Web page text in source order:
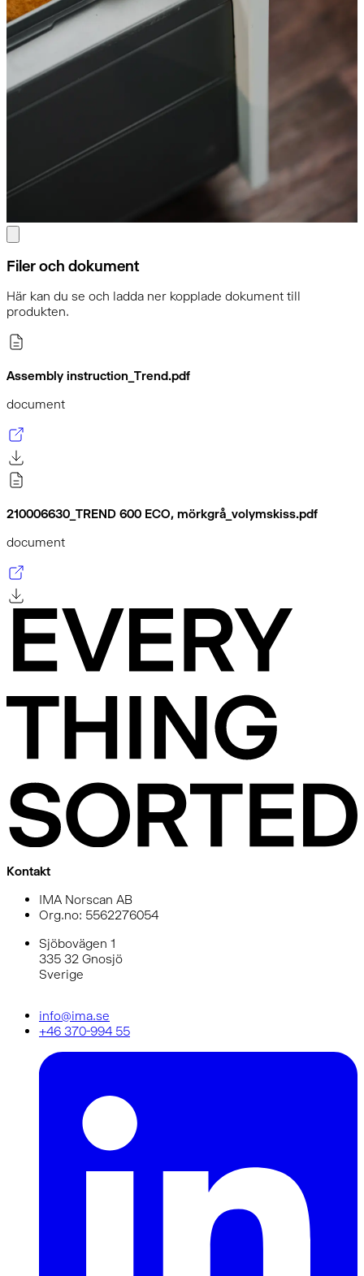
Filer och dokument
Här kan du se och ladda ner kopplade dokument till
produkten.
Assembly instruction_Trend.pdf
document
210006630_TREND 600 ECO, mörkgrå_volymskiss.pdf
document
Kontakt
IMA Norscan AB
Org.no: 5562276054
Sjöbovägen 1
335 32 Gnosjö
Sverige
info@ima.se
+46 370-994 55